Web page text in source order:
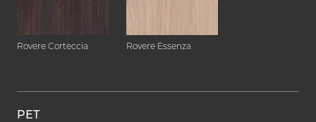
Rovere Corteccia Rovere Essenza
PET